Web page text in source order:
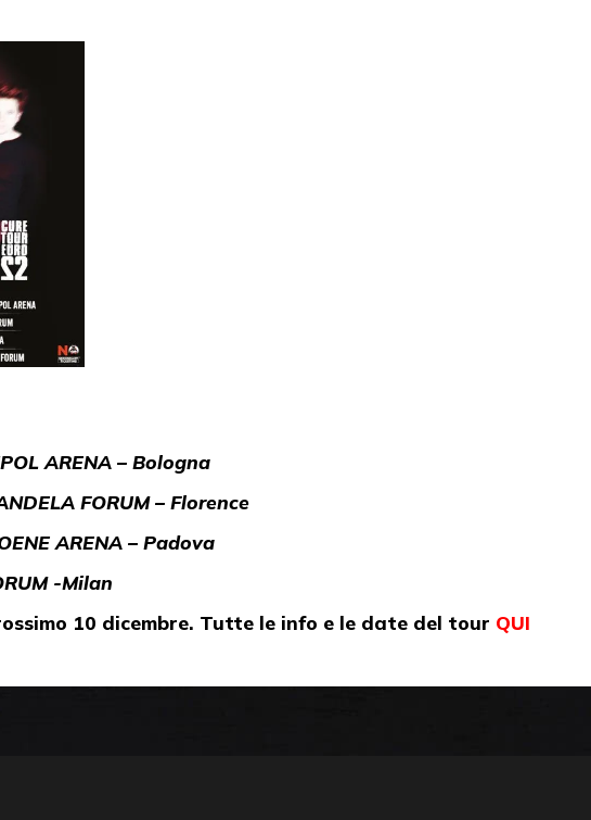
ARENA – Bologna
FORUM – Florence
ARENA – Padova
-Milan
10 dicembre. Tutte le info e le date del tour QUI